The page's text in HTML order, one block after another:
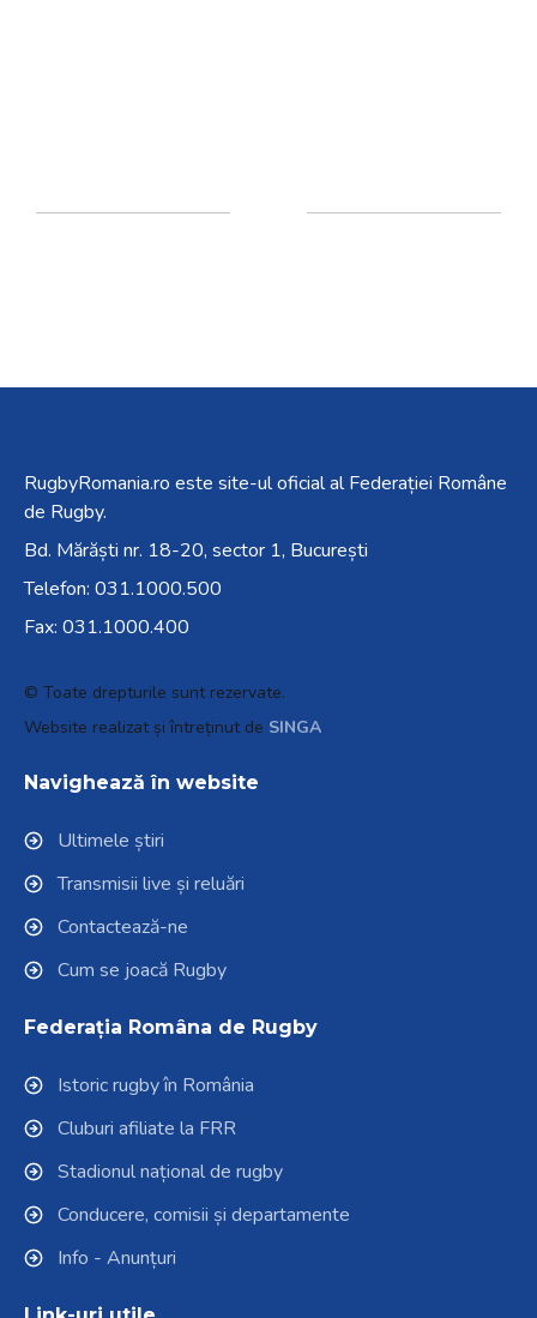
RugbyRomania.ro este site-ul oficial al Federației Române
de Rugby.
Bd. Mărăști nr. 18-20, sector 1, București
Telefon: 031.1000.500
Fax: 031.1000.400
© Toate drepturile sunt rezervate.
Website realizat și întreținut de SINGA
Navighează în website
Ultimele știri
Transmisii live și reluări
Contactează-ne
Cum se joacă Rugby
Federația Româna de Rugby
Istoric rugby în România
Cluburi afiliate la FRR
Stadionul național de rugby
Conducere, comisii și departamente
Info - Anunțuri